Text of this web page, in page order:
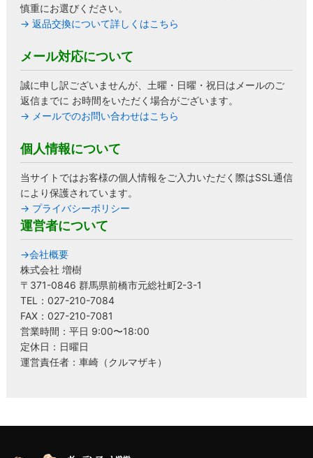
慎重にお選びください。
→ 返品交換について詳しくはこちら
メール対応について
誠に申し訳ございませんが、土曜・日曜・祝日はメールのご
返信までに お時間をいただく場合がございます。
→ メールでのお問い合わせはこちら
個人情報について
当サイトではお客様の個人情報をご入力いただく際はSSL通信
により保護されています。
→ プライバシーポリシー
運営者について
→会社概要
株式会社 増樹
〒371-0846 群馬県前橋市元総社町2-3-1
TEL：027-210-7084
FAX：027-210-7081
営業時間：平日 9:00〜18:00
定休日：日曜日
運営責任者：車崎（クルマザキ）